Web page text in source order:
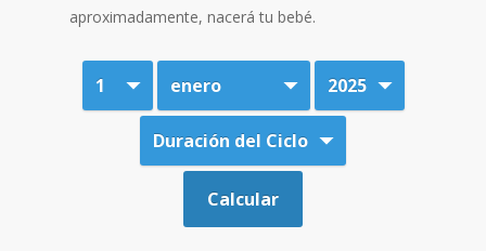
aproximadamente, nacerá tu bebé.